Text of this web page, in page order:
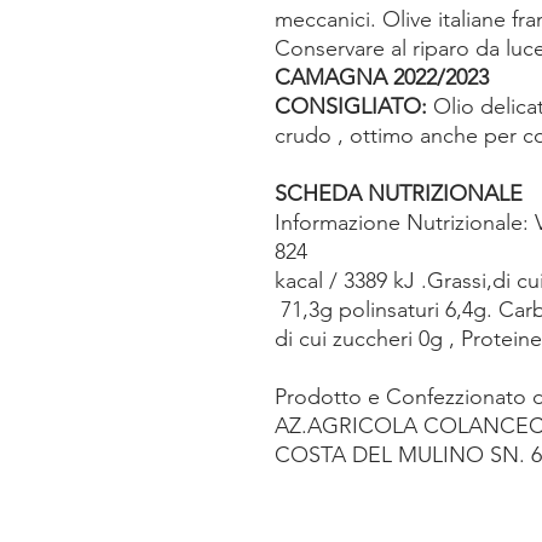
meccanici. Olive italiane
Conservare al riparo da
CAMAGNA 2022/2023
CONSIGLIATO: Olio
crudo , ottimo anche per
SCHEDA NUTRIZIONALE
Informazione Nutrizionale:
824
kacal / 3389 kJ .Grassi,di
71,3g polinsaturi 6,4g.
di cui zuccheri 0g ,
Prodotto e Confezzionato
AZ.AGRICOLA
COSTA DEL MULINO SN.